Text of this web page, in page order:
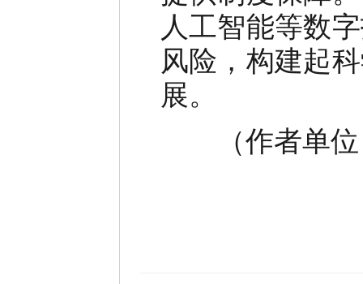
人工智能等数
风险，构建起
展。
（作者单位